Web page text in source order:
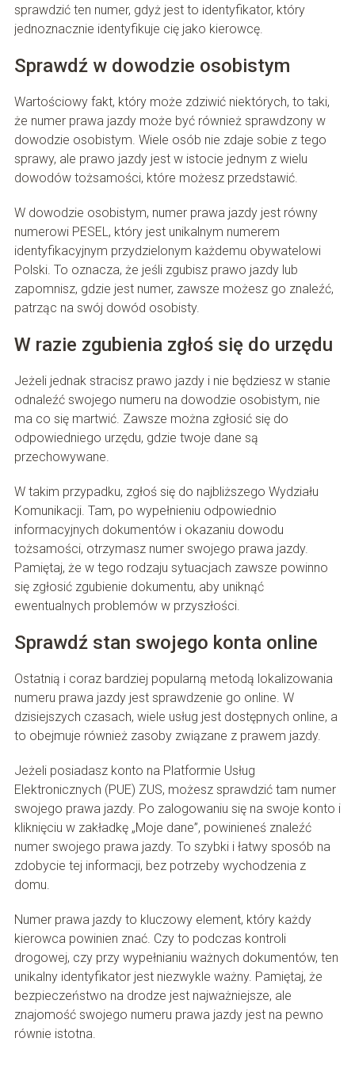
sprawdzić ten numer, gdyż jest to identyfikator, który
jednoznacznie identyfikuje cię jako kierowcę.
Sprawdź w dowodzie osobistym
Wartościowy fakt, który może zdziwić niektórych, to taki,
że numer prawa jazdy może być również sprawdzony w
dowodzie osobistym. Wiele osób nie zdaje sobie z tego
sprawy, ale prawo jazdy jest w istocie jednym z wielu
dowodów tożsamości, które możesz przedstawić.
W dowodzie osobistym, numer prawa jazdy jest równy
numerowi PESEL, który jest unikalnym numerem
identyfikacyjnym przydzielonym każdemu obywatelowi
Polski. To oznacza, że jeśli zgubisz prawo jazdy lub
zapomnisz, gdzie jest numer, zawsze możesz go znaleźć,
patrząc na swój dowód osobisty.
W razie zgubienia zgłoś się do urzędu
Jeżeli jednak stracisz prawo jazdy i nie będziesz w stanie
odnaleźć swojego numeru na dowodzie osobistym, nie
ma co się martwić. Zawsze można zgłosić się do
odpowiedniego urzędu, gdzie twoje dane są
przechowywane.
W takim przypadku, zgłoś się do najbliższego Wydziału
Komunikacji. Tam, po wypełnieniu odpowiednio
informacyjnych dokumentów i okazaniu dowodu
tożsamości, otrzymasz numer swojego prawa jazdy.
Pamiętaj, że w tego rodzaju sytuacjach zawsze powinno
się zgłosić zgubienie dokumentu, aby uniknąć
ewentualnych problemów w przyszłości.
Sprawdź stan swojego konta online
Ostatnią i coraz bardziej popularną metodą lokalizowania
numeru prawa jazdy jest sprawdzenie go online. W
dzisiejszych czasach, wiele usług jest dostępnych online, a
to obejmuje również zasoby związane z prawem jazdy.
Jeżeli posiadasz konto na Platformie Usług
Elektronicznych (PUE) ZUS, możesz sprawdzić tam numer
swojego prawa jazdy. Po zalogowaniu się na swoje konto i
kliknięciu w zakładkę „Moje dane”, powinieneś znaleźć
numer swojego prawa jazdy. To szybki i łatwy sposób na
zdobycie tej informacji, bez potrzeby wychodzenia z
domu.
Numer prawa jazdy to kluczowy element, który każdy
kierowca powinien znać. Czy to podczas kontroli
drogowej, czy przy wypełnianiu ważnych dokumentów, ten
unikalny identyfikator jest niezwykle ważny. Pamiętaj, że
bezpieczeństwo na drodze jest najważniejsze, ale
znajomość swojego numeru prawa jazdy jest na pewno
równie istotna.